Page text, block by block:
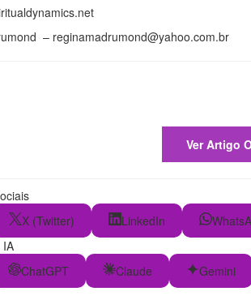
– reginamadrumond@yahoo.com.br
Ver Artigo
X (Twitter) LinkedIn
IA
ChatGPT Claude Gemini